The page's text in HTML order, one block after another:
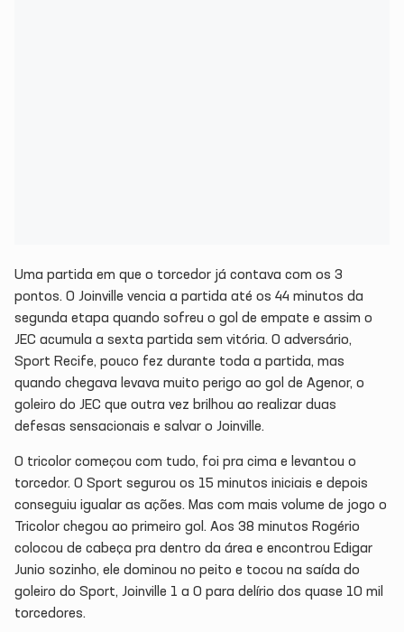
Uma partida em que o torcedor já contava com os 3
pontos. O Joinville vencia a partida até os 44 minutos da
segunda etapa quando sofreu o gol de empate e assim o
JEC acumula a sexta partida sem vitória. O adversário,
Sport Recife, pouco fez durante toda a partida, mas
quando chegava levava muito perigo ao gol de Agenor, o
goleiro do JEC que outra vez brilhou ao realizar duas
defesas sensacionais e salvar o Joinville.
O tricolor começou com tudo, foi pra cima e levantou o
torcedor. O Sport segurou os 15 minutos iniciais e depois
conseguiu igualar as ações. Mas com mais volume de jogo o
Tricolor chegou ao primeiro gol. Aos 38 minutos Rogério
colocou de cabeça pra dentro da área e encontrou Edigar
Junio sozinho, ele dominou no peito e tocou na saída do
goleiro do Sport, Joinville 1 a 0 para delírio dos quase 10 mil
torcedores.